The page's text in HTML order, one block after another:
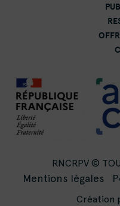
RNCRPV ©
Mentions légales
Création